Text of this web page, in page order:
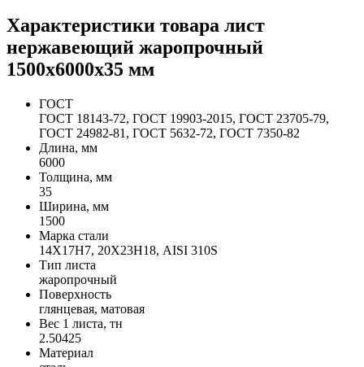
Характеристики товара лист
нержавеющий жаропрочный
1500х6000х35 мм
ГОСТ
ГОСТ 18143-72, ГОСТ 19903-2015, ГОСТ 23705-79,
ГОСТ 24982-81, ГОСТ 5632-72, ГОСТ 7350-82
Длина, мм
6000
Толщина, мм
35
Ширина, мм
1500
Марка стали
14Х17Н7, 20Х23Н18, AISI 310S
Тип листа
жаропрочный
Поверхность
глянцевая, матовая
Вес 1 листа, тн
2.50425
Материал